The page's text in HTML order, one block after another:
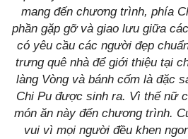
mang đến chương trình, phía
phần gặp gỡ và giao lưu giữa
có yêu cầu các người đẹp
trưng quê nhà để giới thiệu tại
làng Vòng và bánh cốm là đặc
Chi Pu được sinh ra. Vì thế nữ
món ăn này đến chương trình.
vui vì mọi người đều khen